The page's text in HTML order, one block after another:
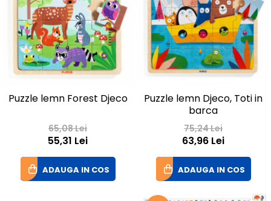
Puzzle lemn Forest Djeco
65,08 Lei
55,31 Lei
ADAUGA IN COS
Puzzle lemn Djeco, Toti in
barca
75,24 Lei
63,96 Lei
ADAUGA IN COS